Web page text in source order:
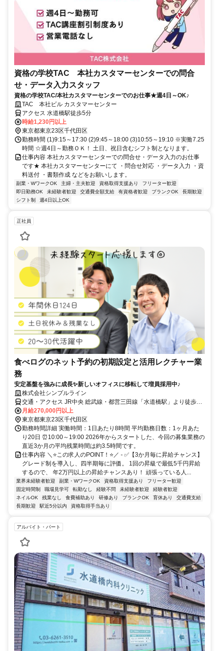
資格の学校TAC 本社カスタマーセンターでの問合
せ・データ入力スタッフ
資格の学校TAC/本社カスタマーセンターでのお仕事★週4日～OK♪
TAC 本社ビル カスタマーセンター
アクセス 水道橋駅徒歩5分
時給1,230円以上
東京都東京23区千代田区
勤務時間 (1)9:15～17:30 (2)9:45～18:00 (3)10:55～19:10 ※実働7.25
時間 ☆週4日～勤務ＯＫ！ 土日、祝日含むシフト制となります。
仕事内容 本社カスタマーセンターでの問合せ・データ入力のお仕事
です★ 本社カスタマーセンターにて ・問合せ対応 ・データ入力 ・資
料送付 ・書類作成 などをお願いします。
副業・WワークOK 主婦・主夫歓迎 資格取得支援あり
フリーター歓迎
即日勤務OK
未経験者歓迎 交通費全額支給 有資格者歓迎 ブランクOK
長期歓迎
シフト制
週4日以上OK
正社員
食べログのネット予約の初期設定と活用レクチャー業
務
安定基盤を強みに成長✨新しいオフィスに移転して増員採用中♪
株式会社シンプルライン
交通・アクセス JR中央 総武線・都営三田線「水道橋駅」より徒歩5
分
月給270,000円以上
東京都東京23区千代田区
勤務時間詳細 実働時間：1日あたり8時間 平均勤務日数：1ヶ月あた
り20日 ⏰10:00～19:00 2026年からスタートした、今回の募集業務の
直近3か月の平均残業時間は約3.5時間です。
仕事内容 ＼⭐この求人のPOINT！⭐／ - ✅【3か月毎に昇給チャンス】
グレード制を導入し、四半期毎に評価。 1回の昇級で最低5千円昇給
するので、 年2万円以上の昇給チャンスあり！ 頑張っている人...
業界未経験者歓迎 副業・WワークOK 資格取得支援あり
フリーター歓迎
固定時間制
職場見学可 転勤なし 経験不問 未経験者歓迎
経験者歓迎
ネイルOK
残業なし 食費補助あり 研修あり ブランクOK 育休あり
交通費支給
長期歓迎
駅近5分以内 資格取得手当あり
アルバイト・パート